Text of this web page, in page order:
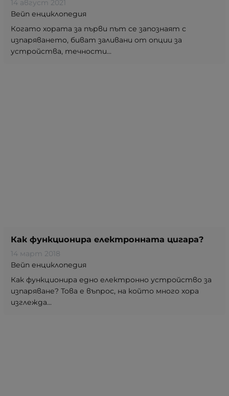
14 август 2021
Вейп енциклопедия
Когато хората за първи път се запознаят с
изпаряването, биват заливани от опции за
устройства, течности...
Как функционира електронната цигара?
14 март 2018
Вейп енциклопедия
Как функционира едно електронно устройство за
изпаряване? Това е въпрос, на който много хора
изглежда...